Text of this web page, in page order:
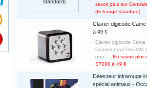
savoir plus sur
(Echange standard)
Clavier digicode Came
à 49 €
Clavier digicode
Comme neuf Prix 49€
pou...
...En savoir
S7000 à 49 €
Détecteur infrarouge
spécial animaux -